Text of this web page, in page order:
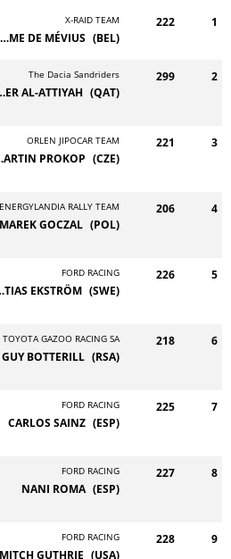
1
222
X-RAID TEAM
(BEL)
GUILLAUME DE MÉVIUS
2
299
The Dacia Sandriders
(QAT)
NASSER AL-ATTIYAH
3
221
ORLEN JIPOCAR TEAM
(CZE)
MARTIN PROKOP
4
206
ENERGYLANDIA RALLY TEAM
(POL)
MAREK GOCZAL
5
226
FORD RACING
(SWE)
MATTIAS EKSTRÖM
6
218
TOYOTA GAZOO RACING SA
(RSA)
GUY BOTTERILL
7
225
FORD RACING
(ESP)
CARLOS SAINZ
8
227
FORD RACING
(ESP)
NANI ROMA
9
228
FORD RACING
(USA)
MITCH GUTHRIE